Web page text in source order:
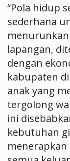
“Pola hidup
sederhana
lapangan,
dengan
kabupaten
anak yang
tergolong
ini
kebutuhan
menerapkan